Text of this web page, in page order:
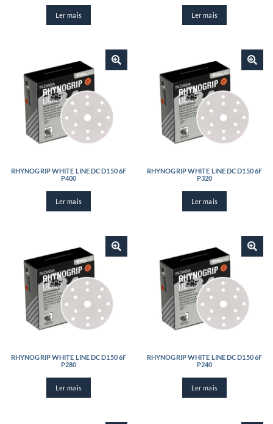
Ler mais Ler mais
RHYNOGRIP WHITE LINE DC D150 6F
P400
Ler mais
RHYNOGRIP WHITE LINE DC D150 6F
P320
Ler mais
RHYNOGRIP WHITE LINE DC D150 6F
P280
Ler mais
RHYNOGRIP WHITE LINE DC D150 6F
P240
Ler mais